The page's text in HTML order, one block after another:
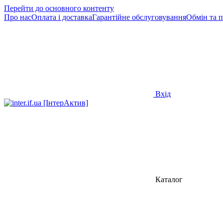
Перейти до основного контенту
Про насОплата і доставкаГарантійне обслуговуванняОбмін та
Вхід
Каталог